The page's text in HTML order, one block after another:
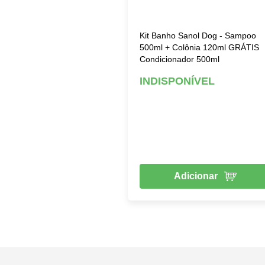
Kit Banho Sanol Dog - Sampoo
500ml + Colônia 120ml GRÁTIS
Condicionador 500ml
INDISPONÍVEL
Adicionar